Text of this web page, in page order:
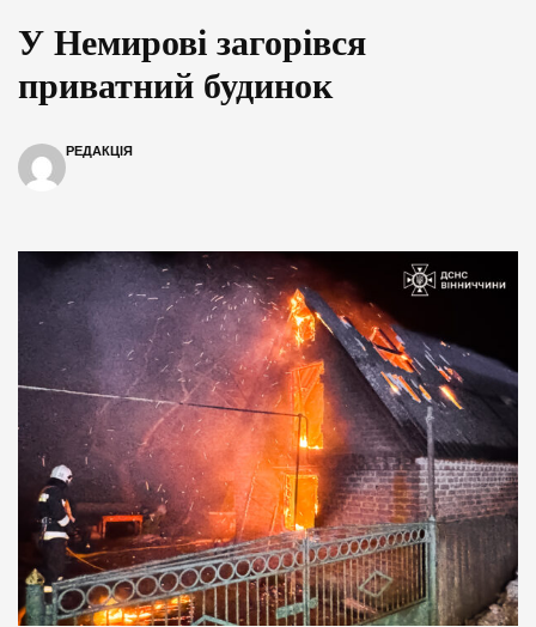
У Немирові загорівся
приватний будинок
РЕДАКЦІЯ